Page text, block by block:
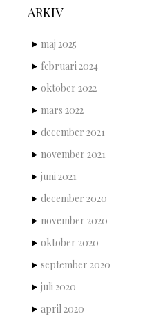
ARKIV
maj 2025
februari 2024
oktober 2022
mars 2022
december 2021
november 2021
juni 2021
december 2020
november 2020
oktober 2020
september 2020
juli 2020
april 2020